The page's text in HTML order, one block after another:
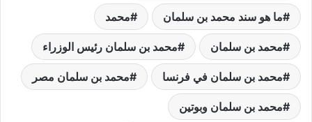
ما هو سند محمد بن سلمان محمد
محمد بن سلمان محمد بن سلمان رئيس الوزراء
محمد بن سلمان في فرنسا محمد بن سلمان مصر
محمد بن سلمان وبوتين